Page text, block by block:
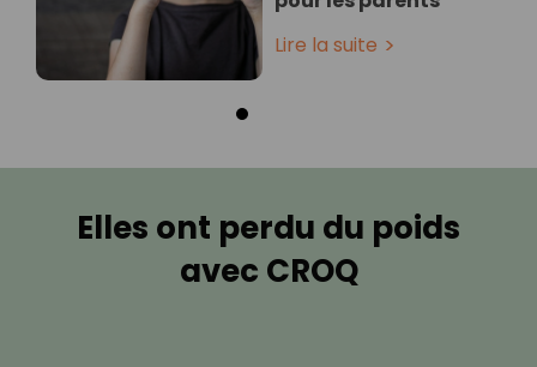
Lire la suite
Elles ont perdu du poids
avec CROQ